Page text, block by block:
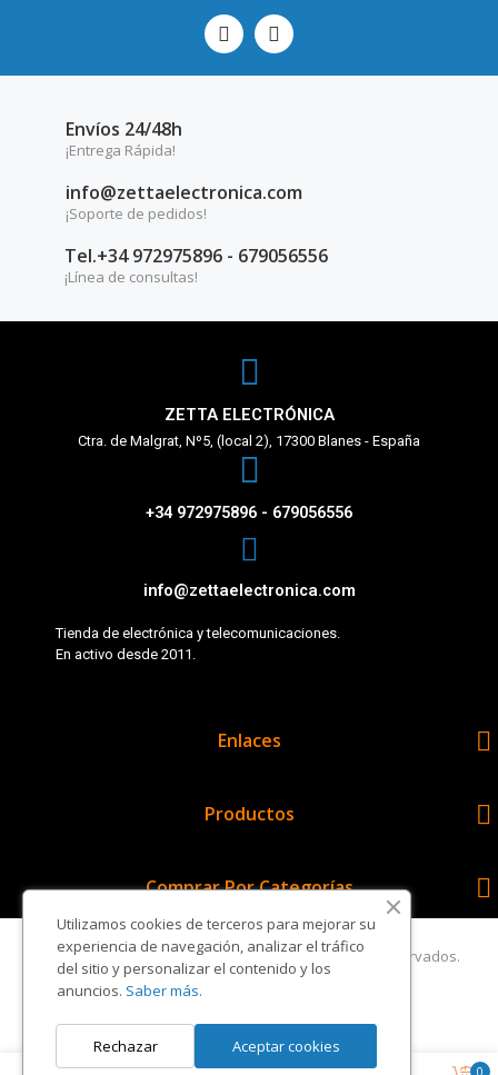
0
Envíos 24/48h
¡Entrega Rápida!
info@zettaelectronica.com
¡Soporte de pedidos!
Tel.+34 972975896 - 679056556
¡Línea de consultas!
ZETTA ELECTRÓNICA
Ctra. de Malgrat, Nº5, (local 2), 17300 Blanes - España
+34 972975896 - 679056556
info@zettaelectronica.com
Tienda de electrónica y telecomunicaciones.
En activo desde 2011.
Enlaces 
Productos 
Comprar Por Categorías 
Copyright © Zetta Electrónica. Todos los derechos reservados.
Utilizamos cookies de terceros para mejorar su
experiencia de navegación, analizar el tráfico
del sitio y personalizar el contenido y los
anuncios. Saber más.
Aceptar cookies
Rechazar